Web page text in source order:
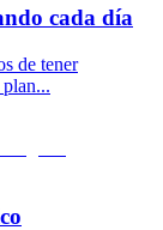
cada día
de tener